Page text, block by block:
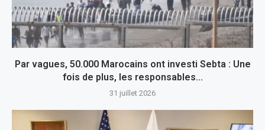
Par vagues, 50.000 Marocains ont investi Sebta : Une
fois de plus, les responsables...
31 juillet 2026